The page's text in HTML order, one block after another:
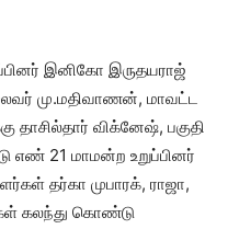
இனிகோ இருதயராஜ்
மு.மதிவாணன், மாவட்ட
தாசில்தார் விக்னேஷ், பகுதி
21 மாமன்ற உறுப்பினர்
தர்கா முபாரக், ராஜா,
கலந்து கொண்டு